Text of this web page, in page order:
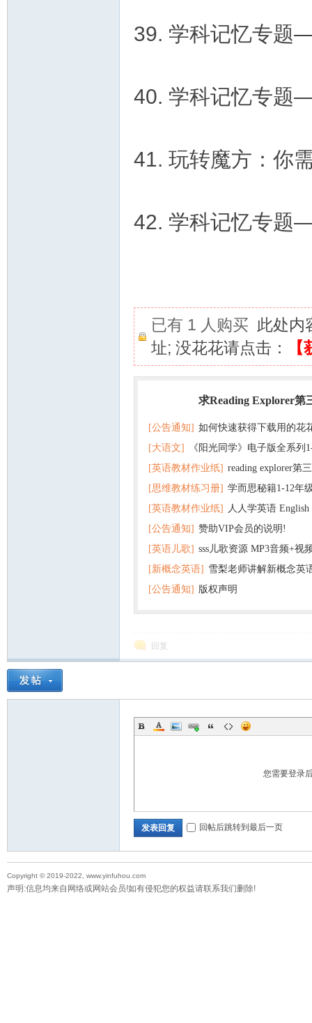
39. 学科记忆专
40. 学科记忆专
41. 玩转魔方：你
42. 学科记忆专
已有 1 人购买 此处内
址; 没花花请点击：
求Reading Explorer第
[公告通知] 如何快速获得下载用的花
[大语文]
《阳光同学》电子版全系列
+英语
[英语教材作业纸] reading explorer第
+音频 百度云网盘下载
[思维教材练习册] 学而思秘籍1-12年
子版PDF全册 百度网盘
[英语教材作业纸] 人人学英语
版pdf 百度网盘下载
[公告通知] 赞助VIP会员的说明!
[英语儿歌] sss儿歌资源 MP3音频+视
百度云网盘下载
[新概念英语] 雪梨老师讲解新概念英
[公告通知] 版权声明
回复
您需要登录
发表回复 回帖后跳转到最后一页
Copyright © 2019-2022, www.yinfuhou.com
声明:信息均来自网络或网站会员!如有侵犯您的权益请联系我们删除!